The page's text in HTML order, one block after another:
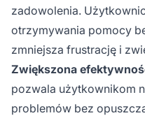
zadowolenia.
otrzymywania pomocy
zmniejsza frustrację i
Zwiększona
pozwala użytkownikom
problemów bez